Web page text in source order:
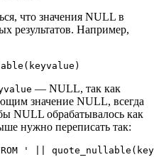
что значения NULL в
результатов. Например,
— NULL, так как
значение NULL, всегда
NULL обрабатывалось как
нужно переписать так:
FROM ' ||